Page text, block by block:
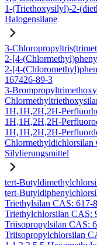
1-(Triethoxysilyl)-2-
Halogensilane
3-
2-[4-
2-[4-
167426-89-3
3-
1H,1H,2H,2H-
1H,1H,2H,2H-
1H,1H,2H,2H-
Chlormethyldichlorsilan
Silylierungsmittel
tert-
tert-
Triethylsilan CAS: 617-
Triethylchlorsilan CAS:
Triisopropylsilan CAS:
Triisopropylchlorsilan